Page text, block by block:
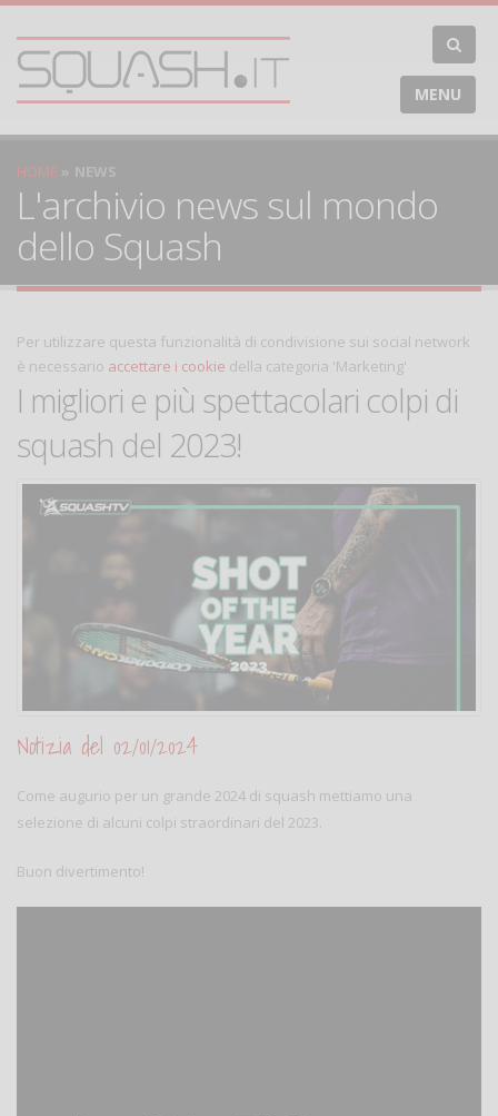
MENU
HOME NEWS
L'archivio news sul mondo
dello Squash
Per utilizzare questa funzionalità di condivisione sui social network
è necessario accettare i cookie della categoria 'Marketing'
I migliori e più spettacolari colpi di
squash del 2023!
Notizia del 02/01/2024
Come augurio per un grande 2024 di squash mettiamo una
selezione di alcuni colpi straordinari del 2023.
Buon divertimento!